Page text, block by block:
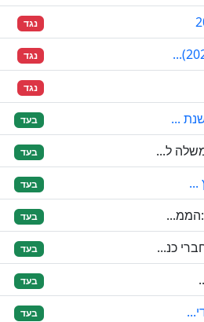
נגד
נגד
נגד
... בעד
בעד
... בעד
בעד
בעד
בעד
בעד